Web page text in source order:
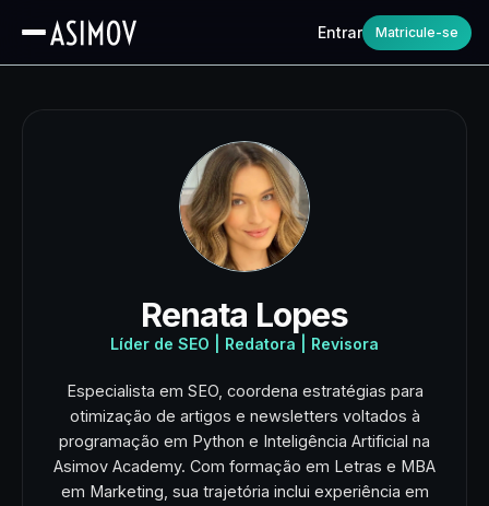
Entrar Matricule-se
Renata Lopes
Líder de SEO | Redatora | Revisora
Especialista em SEO, coordena estratégias para
otimização de artigos e newsletters voltados à
programação em Python e Inteligência Artificial na
Asimov Academy. Com formação em Letras e MBA
em Marketing, sua trajetória inclui experiência em